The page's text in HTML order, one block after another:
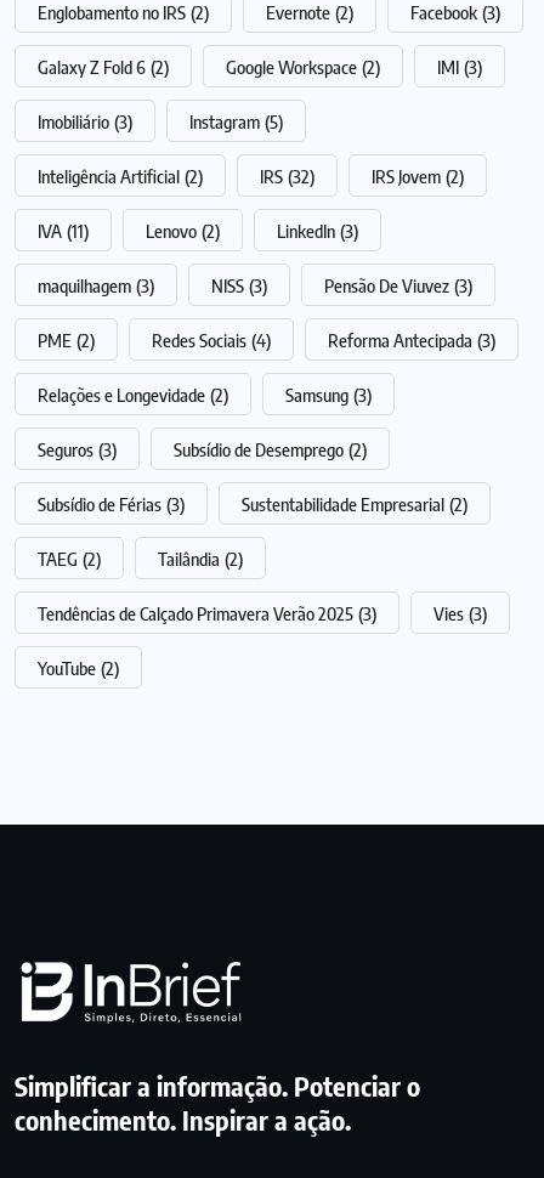
Englobamento no IRS (2) Evernote (2) Facebook (3)
Galaxy Z Fold 6 (2) Google Workspace (2) IMI (3)
Imobiliário (3) Instagram (5)
Inteligência Artificial (2) IRS (32) IRS Jovem (2)
IVA (11) Lenovo (2) LinkedIn (3)
maquilhagem (3) NISS (3) Pensão De Viuvez (3)
PME (2) Redes Sociais (4) Reforma Antecipada (3)
Relações e Longevidade (2) Samsung (3)
Seguros (3) Subsídio de Desemprego (2)
Subsídio de Férias (3) Sustentabilidade Empresarial (2)
TAEG (2) Tailândia (2)
Tendências de Calçado Primavera Verão 2025 (3) Vies (3)
YouTube (2)
Simplificar a informação. Potenciar o
conhecimento. Inspirar a ação.